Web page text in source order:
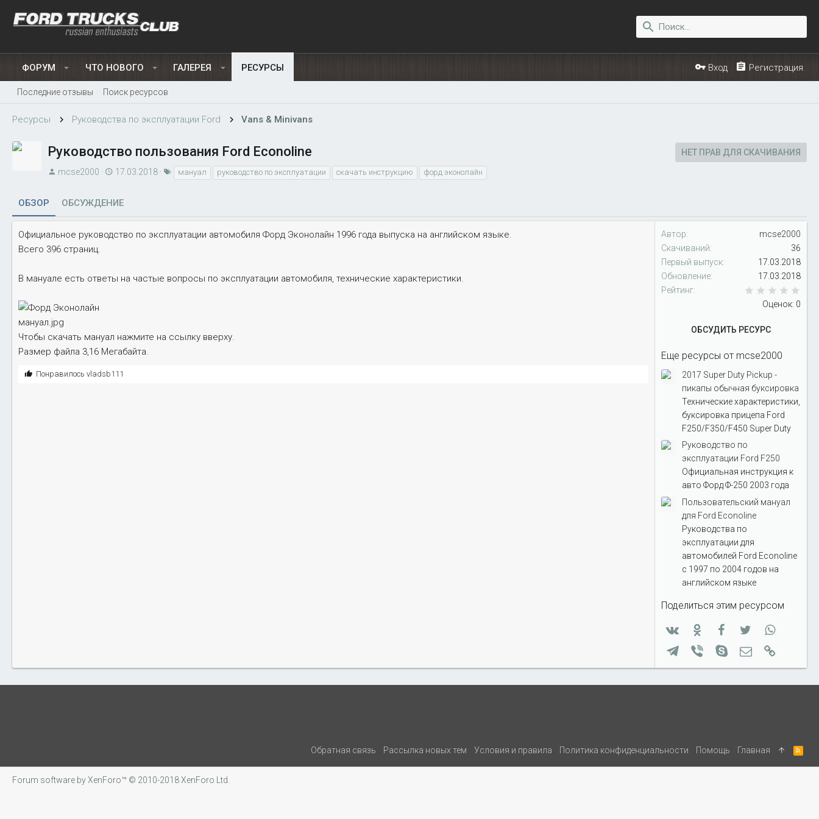
ФОРУМ ЧТО НОВОГО ГАЛЕРЕЯ РЕСУРСЫ Вход Регистрация
Последние отзывы Поиск ресурсов
Ресурсы Руководства по эксплуатации Ford Vans & Minivans
Руководство пользования Ford Econoline
НЕТ ПРАВ ДЛЯ СКАЧИВАНИЯ
А
mcse2000
Д
т
о
а
17.03.2018 мануал руководство по эксплуатации скачать инструкцию форд эконолайн
ОБЗОР ОБСУЖДЕНИЕ
Официальное руководство по эксплуатации автомобиля Форд Эконолайн 1996 года выпуска на английском языке.
Всего 396 страниц.
В мануале есть ответы на частые вопросы по эксплуатации автомобиля, технические характеристики.
Чтобы скачать мануал нажмите на ссылку вверху.
Размер файла 3,16 Мегабайта.
С
Понравилось vladsb111
Автор
mcse2000
Скачиваний
36
Первый выпуск
17.03.2018
Обновление
17.03.2018
Рейтинг
Оценок: 0
ОБСУДИТЬ РЕСУРС
Еще ресурсы от mcse2000
2017 Super Duty Pickup -
пикапы обычная буксировка
Технические характеристики,
буксировка прицепа Ford
F250/F350/F450 Super Duty
Руководство по
эксплуатации Ford F250
Официальная инструкция к
авто Форд Ф-250 2003 года
Пользовательский мануал
для Ford Econoline
Руководства по
эксплуатации для
автомобилей Ford Econoline
с 1997 по 2004 годов на
английском языке
Поделиться этим ресурсом
ВконтактеОдноклассники
Facebook
TwitterWhatsApp
Telegram
Viber SkypeЭлектронная
Обратная связь Рассылка новых тем Условия и правила Политика конфиденциальности Помощь Главная
R
S
Forum software by XenForo™ © 2010-2018 XenForo Ltd.